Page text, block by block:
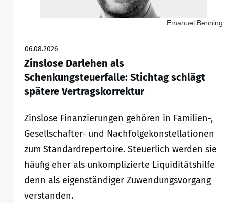
Emanuel Benning
06.08.2026
Zinslose Darlehen als
Schenkungsteuerfalle: Stichtag schlägt
spätere Vertragskorrektur
Zinslose Finanzierungen gehören in Familien-,
Gesellschafter- und Nachfolgekonstellationen
zum Standardrepertoire. Steuerlich werden sie
häufig eher als unkomplizierte Liquiditätshilfe
denn als eigenständiger Zuwendungsvorgang
verstanden.